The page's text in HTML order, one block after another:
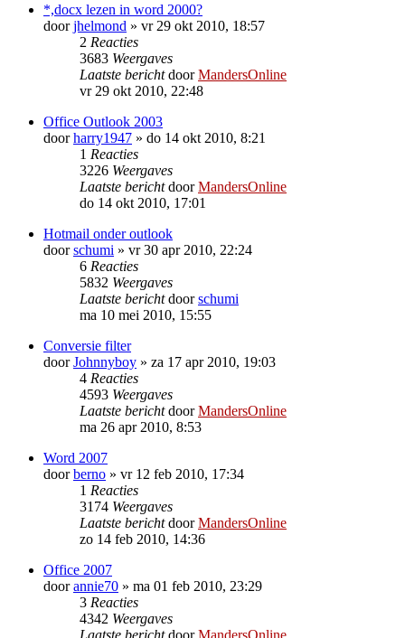
*,docx lezen in word 2000?
doorjhelmond » vr 29 okt 2010, 18:57
2 Reacties
3683 Weergaves
Laatste berichtdoorMandersOnline
vr 29 okt 2010, 22:48
Office Outlook 2003
doorharry1947 » do 14 okt 2010, 8:21
1 Reacties
3226 Weergaves
Laatste berichtdoorMandersOnline
do 14 okt 2010, 17:01
Hotmail onder outlook
doorschumi » vr 30 apr 2010, 22:24
6 Reacties
5832 Weergaves
Laatste berichtdoorschumi
ma 10 mei 2010, 15:55
Conversie filter
doorJohnnyboy » za 17 apr 2010, 19:03
4 Reacties
4593 Weergaves
Laatste berichtdoorMandersOnline
ma 26 apr 2010, 8:53
Word 2007
doorberno » vr 12 feb 2010, 17:34
1 Reacties
3174 Weergaves
Laatste berichtdoorMandersOnline
zo 14 feb 2010, 14:36
Office 2007
doorannie70 » ma 01 feb 2010, 23:29
3 Reacties
4342 Weergaves
Laatste berichtdoorMandersOnline